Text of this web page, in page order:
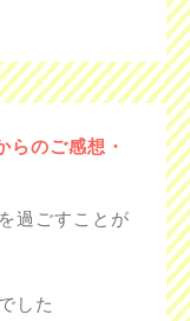
のご感想・
過ごすことが
した